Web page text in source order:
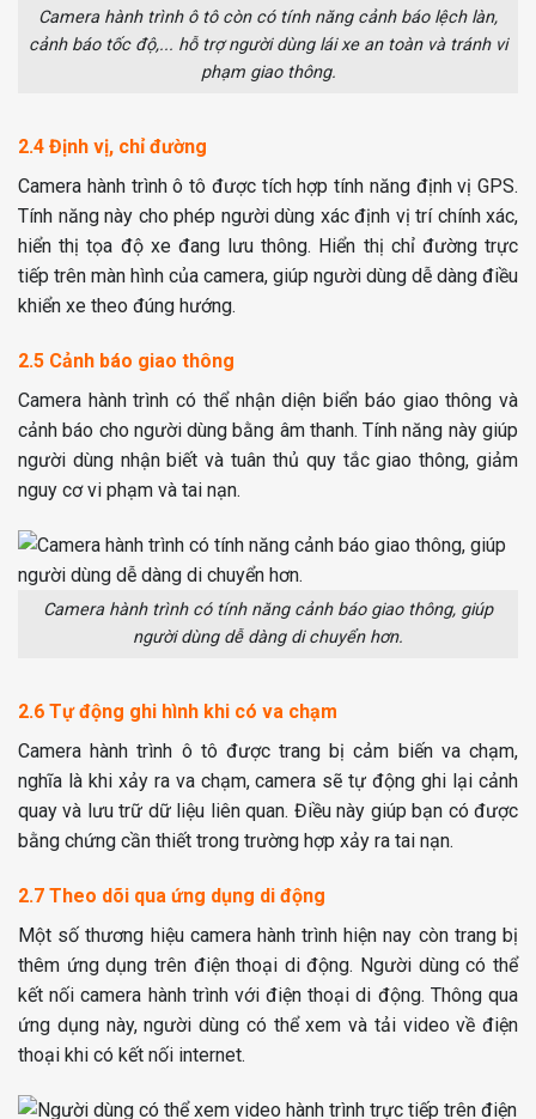
Camera hành trình ô tô còn có tính năng cảnh báo lệch làn,
cảnh báo tốc độ,... hỗ trợ người dùng lái xe an toàn và tránh vi
phạm giao thông.
2.4 Định vị, chỉ đường
Camera hành trình ô tô được tích hợp tính năng định vị GPS.
Tính năng này cho phép người dùng xác định vị trí chính xác,
hiển thị tọa độ xe đang lưu thông. Hiển thị chỉ đường trực
tiếp trên màn hình của camera, giúp người dùng dễ dàng điều
khiển xe theo đúng hướng.
2.5 Cảnh báo giao thông
Camera hành trình có thể nhận diện biển báo giao thông và
cảnh báo cho người dùng bằng âm thanh. Tính năng này giúp
người dùng nhận biết và tuân thủ quy tắc giao thông, giảm
nguy cơ vi phạm và tai nạn.
Camera hành trình có tính năng cảnh báo giao thông, giúp
người dùng dễ dàng di chuyển hơn.
2.6 Tự động ghi hình khi có va chạm
Camera hành trình ô tô được trang bị cảm biến va chạm,
nghĩa là khi xảy ra va chạm, camera sẽ tự động ghi lại cảnh
quay và lưu trữ dữ liệu liên quan. Điều này giúp bạn có được
bằng chứng cần thiết trong trường hợp xảy ra tai nạn.
2.7 Theo dõi qua ứng dụng di động
Một số thương hiệu camera hành trình hiện nay còn trang bị
thêm ứng dụng trên điện thoại di động. Người dùng có thể
kết nối camera hành trình với điện thoại di động. Thông qua
ứng dụng này, người dùng có thể xem và tải video về điện
thoại khi có kết nối internet.